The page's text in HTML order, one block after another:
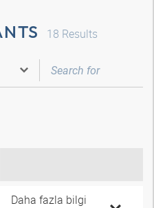
18 Results
Daha fazla bilgi